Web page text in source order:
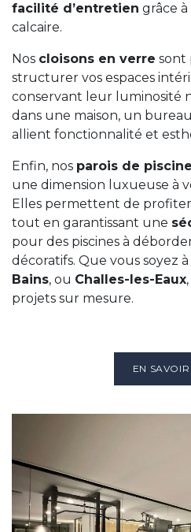
facilité d’entretien grâce
calcaire.
Nos cloisons en verre sont
structurer vos espaces
conservant leur luminosité
dans une maison, un
allient fonctionnalité et
Enfin, nos parois de
une dimension luxueuse à
Elles permettent de profiter
tout en garantissant une
pour des piscines à
décoratifs. Que vous soyez à
Bains, ou Challes-les-Eaux
projets sur mesure.
EN